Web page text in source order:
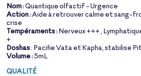
Nom :Quantique olfactif - Urgence
Action :Aide à retrouver calme et sang-
crise
Tempéraments :Nerveux +++ ,
+
Doshas: Pacifie Vata et Kapha, stabilise
Volume :5mL
QUALITÉ